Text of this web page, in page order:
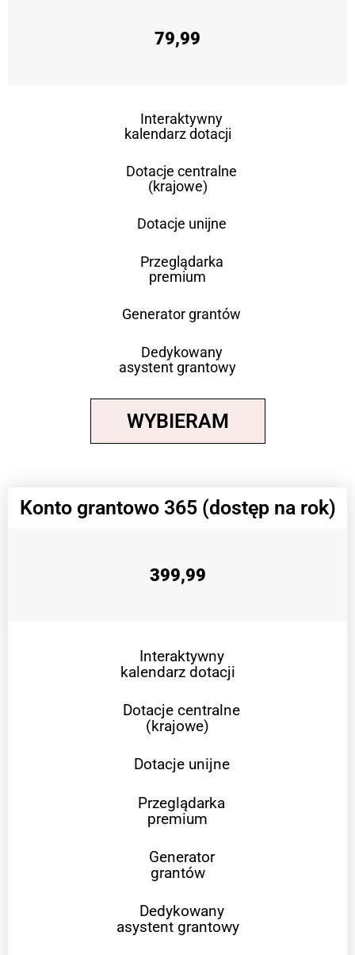
79,99
Interaktywny
kalendarz dotacji
Dotacje centralne
(krajowe)
Dotacje unijne
Przeglądarka
premium
Generator grantów
Dedykowany
asystent grantowy
WYBIERAM
Konto grantowo 365 (dostęp na rok)
399,99
Interaktywny
kalendarz dotacji
Dotacje centralne
(krajowe)
Dotacje unijne
Przeglądarka
premium
Generator
grantów
Dedykowany
asystent grantowy